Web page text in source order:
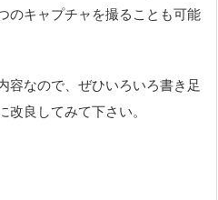
のキャプチャを撮ることも可能
容なので、ぜひいろいろ書き足
改良してみて下さい。